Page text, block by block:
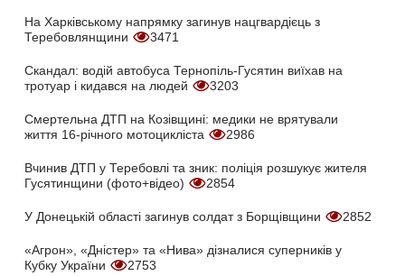
На Харківському напрямку загинув нацгвардієць з
Теребовлянщини
3471
Скандал: водій автобуса Тернопіль-Гусятин виїхав на
тротуар і кидався на людей
3203
Смертельна ДТП на Козівщині: медики не врятували
життя 16-річного мотоцикліста
2986
Вчинив ДТП у Теребовлі та зник: поліція розшукує жителя
Гусятинщини (фото+відео)
2854
У Донецькій області загинув солдат з Борщівщини 2852
«Агрон», «Дністер» та «Нива» дізналися суперників у
Кубку України
2753